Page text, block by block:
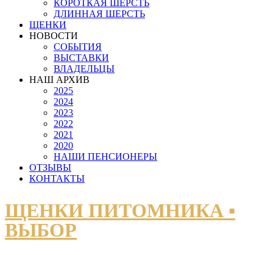
КОРОТКАЯ ШЕРСТЬ
ДЛИННАЯ ШЕРСТЬ
ЩЕНКИ
НОВОСТИ
СОБЫТИЯ
ВЫСТАВКИ
ВЛАДЕЛЬЦЫ
НАШ АРХИВ
2025
2024
2023
2022
2021
2020
НАШИ ПЕНСИОНЕРЫ
ОТЗЫВЫ
КОНТАКТЫ
ЩЕНКИ ПИТОМНИКА ▪
ВЫБОР